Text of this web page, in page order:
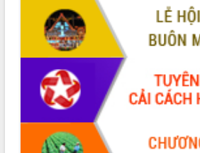
Đắk Lắk nỗ lực thúc đẩy tăng trưởng
kinh tế từ 10% trở lên trong Quý
Đắk Lắk ký kết thỏa thuận hợp tác về
chuyển đổi số giai đoạn 2026 – 2030
với Tập đoàn Bưu chính Viễn thông
Việt Nam
Thứ trưởng Bộ Y tế làm việc với tỉnh
Đắk Lắk về phát triển nhân lực y tế
cho trạm y tế cấp xã